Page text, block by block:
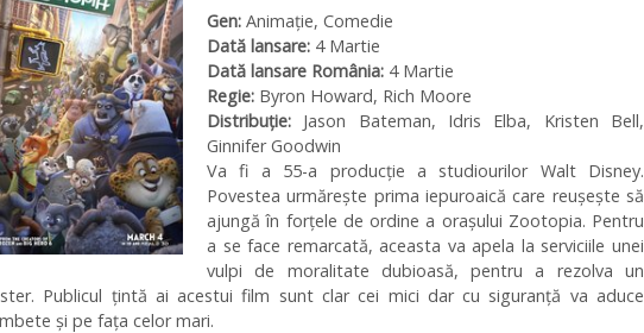
Gen: Animație, Comedie
Dată lansare: 4 Martie
Dată lansare România: 4 Martie
Regie: Byron Howard, Rich Moore
Distribuţie: Jason Bateman, Idris Elba, Kristen Bell,
Ginnifer Goodwin
Va fi a 55-a producție a studiourilor Walt Disney.
Povestea urmărește prima iepuroaică care reușește să
ajungă în forțele de ordine a orașului Zootopia. Pentru
a se face remarcată, aceasta va apela la serviciile unei
vulpi de moralitate dubioasă, pentru a rezolva un
Publicul țintă ai acestui film sunt clar cei mici dar cu siguranță va aduce
și pe fața celor mari.